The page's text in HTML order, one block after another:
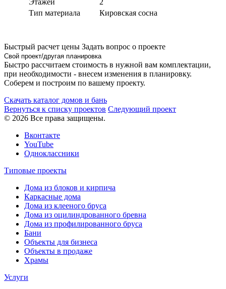
Тип материала
Кировская сосна
Быстрый расчет цены Задать вопрос о проекте
Свой проект/другая планировка
Быстро рассчитаем стоимость в нужной вам комплектации,
при необходимости - внесем изменения в планировку.
Соберем и построим по вашему проекту.
Скачать каталог домов и бань
Вернуться к списку проектов Следующий проект
© 2026 Все права защищены.
Вконтакте
YouTube
Одноклассники
Типовые проекты
Дома из блоков и кирпича
Каркасные дома
Дома из клееного бруса
Дома из оцилиндрованного бревна
Дома из профилированного бруса
Бани
Объекты для бизнеса
Объекты в продаже
Храмы
Услуги